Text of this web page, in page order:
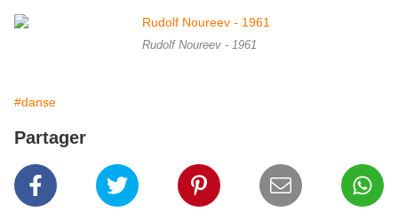
Rudolf Noureev - 1961
#danse
Partager